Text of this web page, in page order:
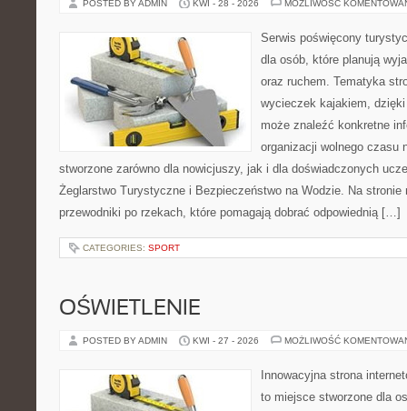
POSTED BY ADMIN KWI - 28 - 2026 MOŻLIWOŚĆ
Serwis poświęcony
dla osób, które planują
oraz ruchem. Tematyka
wycieczek kajakiem,
może znaleźć konkretne
organizacji wolnego czasu
stworzone zarówno dla nowicjuszy, jak i dla doświadczonych
Żeglarstwo Turystyczne i Bezpieczeństwo na Wodzie. Na stronie
przewodniki po rzekach, które pomagają dobrać odpowiednią […]
CATEGORIES: SPORT
OŚWIETLENIE
POSTED BY ADMIN KWI - 27 - 2026 MOŻLIWOŚĆ
Innowacyjna strona
to miejsce stworzone dla